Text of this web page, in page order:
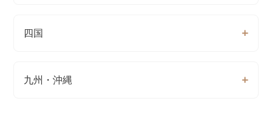
四国
九州・沖縄